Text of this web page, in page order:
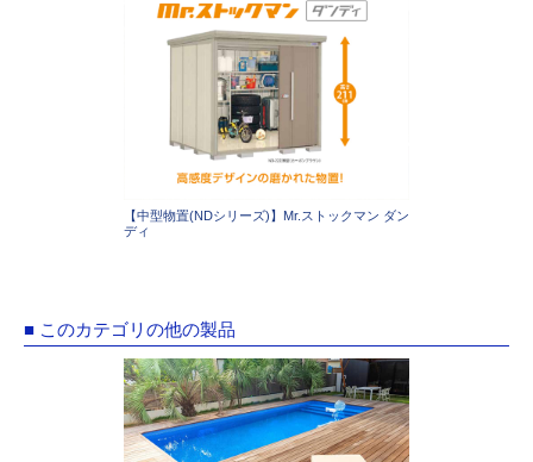
【中型物置(NDシリーズ)】Mr.ストックマン ダン
ディ
■ このカテゴリの他の製品